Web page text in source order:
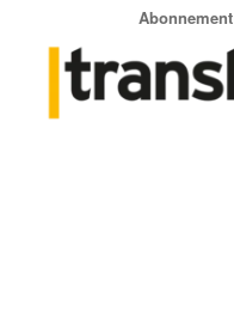
Abonnement